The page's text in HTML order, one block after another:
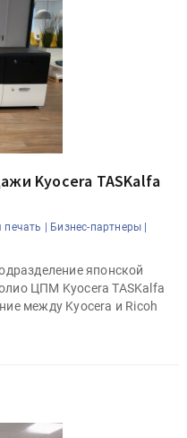
Kyocera TASKalfa
| Бизнес-партнеры |
японской
ЦПМ Kyocera TASKalfa
между Kyocera и Ricoh